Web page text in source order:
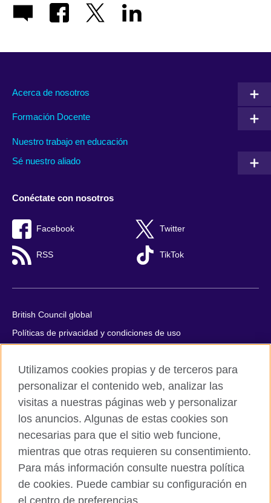
Acerca de nosotros
Formación Docente
Nuestro trabajo en educación
Sé nuestro aliado
Conéctate con nosotros
Facebook Twitter
RSS TikTok
British Council global
Políticas de privacidad y condiciones de uso
Cookies
Quejas y comentarios
Mapa del sitio
© 2026 British Council
All cultural activities in Mexico are carried out by British Council
Asociados A.C., a not-for-profit entity established to undertake
cultural activities, including the promotion and diffusion of British
culture in Mexico, the fostering of cultural relations and mutual
Utilizamos cookies propias y de terceros para
personalizar el contenido web, analizar las
visitas a nuestras páginas web y personalizar
los anuncios. Algunas de estas cookies son
necesarias para que el sitio web funcione,
mientras que otras requieren su consentimiento.
Para más información consulte nuestra política
de cookies. Puede cambiar su configuración en
el centro de preferencias.